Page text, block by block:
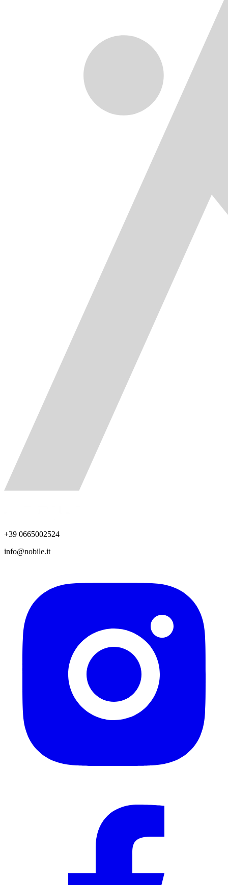
+39 0665002524
info@nobile.it